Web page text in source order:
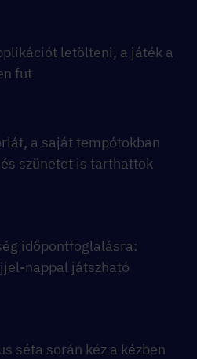
letölteni, a játék a
fut
a saját tempótokban
szünetet is tarthattok
időpontfoglalásra:
nappal játszható
séta során kéz a kézben